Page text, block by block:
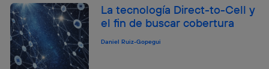
La tecnología Direct-to-Cell y
el fin de buscar cobertura
Daniel Ruiz-Gopegui